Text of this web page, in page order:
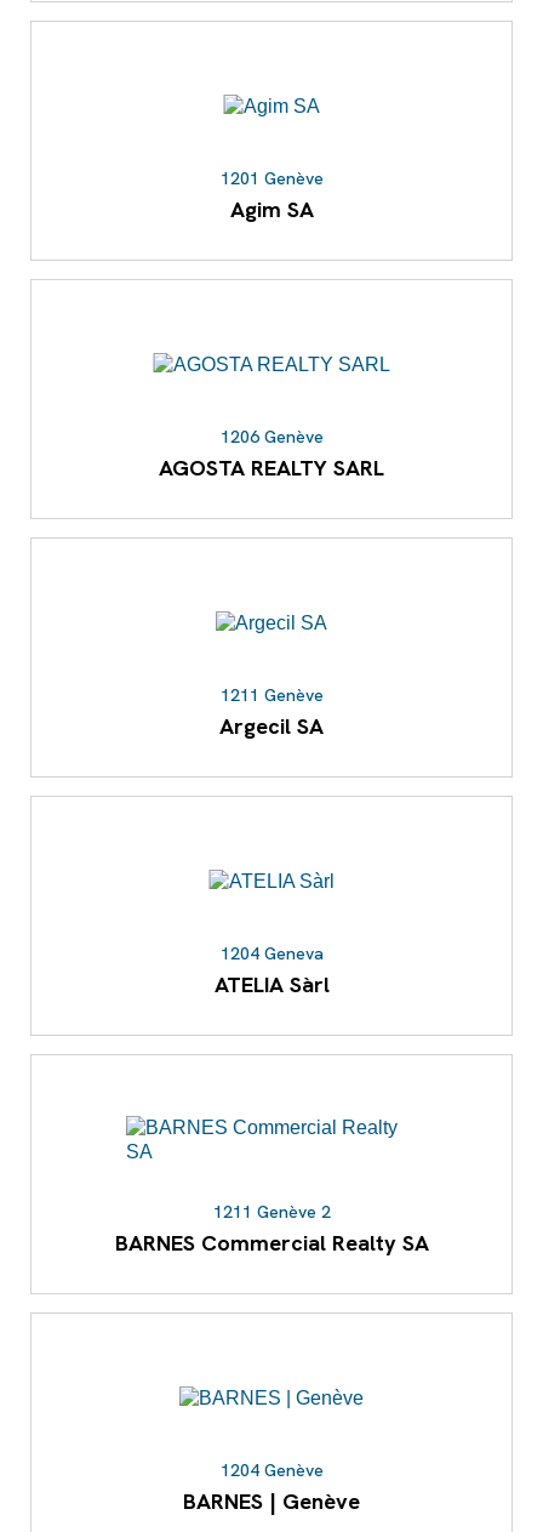
1201 Genève
Agim SA
1206 Genève
AGOSTA REALTY SARL
1211 Genève
Argecil SA
1204 Geneva
ATELIA Sàrl
1211 Genève 2
BARNES Commercial Realty SA
1204 Genève
BARNES | Genève